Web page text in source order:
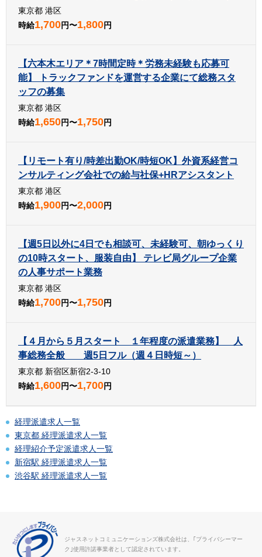
東京都 港区
時給1,700円〜1,800円
【六本木エリア＊7時間定時＊労務未経験も応募可
能】 トラックファンドを運営する企業にて総務スタ
ッフの募集
東京都 港区
時給1,650円〜1,750円
【リモート有り/時差出勤OK/時短OK】外資系経営コ
ンサルティング会社での給与社保+HRアシスタント
東京都 港区
時給1,900円〜2,000円
【週5日以外に4日でも相談可、未経験可、朝ゆっくり
の10時スタート、服装自由】 テレビ局グループ企業
の人事サポート業務
東京都 港区
時給1,700円〜1,750円
【４月から５月スタート １年程度の派遣業務】 人
事総務全般 週5日フル（週４日時短～）
東京都 新宿区新宿2-3-10
時給1,600円〜1,700円
経理派遣求人一覧
東京都 経理派遣求人一覧
経理紹介予定派遣求人一覧
新宿駅 経理派遣求人一覧
渋谷駅 経理派遣求人一覧
ジャスネットコミュニケーションズ株式会社は、｢プライバシーマー
ク｣使用許諾事業者として認定されています。